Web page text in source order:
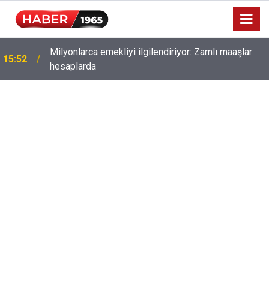
15:52
Milyonlarca emekliyi ilgilendiriyor: Zamlı maaşlar
hesaplarda